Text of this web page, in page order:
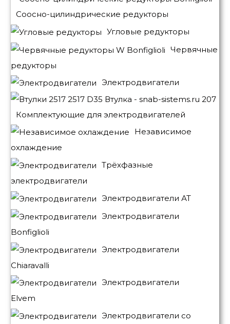
Соосно-цилиндрические редукторы
Угловые редукторы
Червячные
редукторы
Электродвигатели
Комплектующие для электродвигателей
Независимое
охлаждение
Трёхфазные
электродвигатели
Электродвигатели АТ
Электродвигатели
Bonfiglioli
Электродвигатели
Chiaravalli
Электродвигатели
Elvem
Электродвигатели со